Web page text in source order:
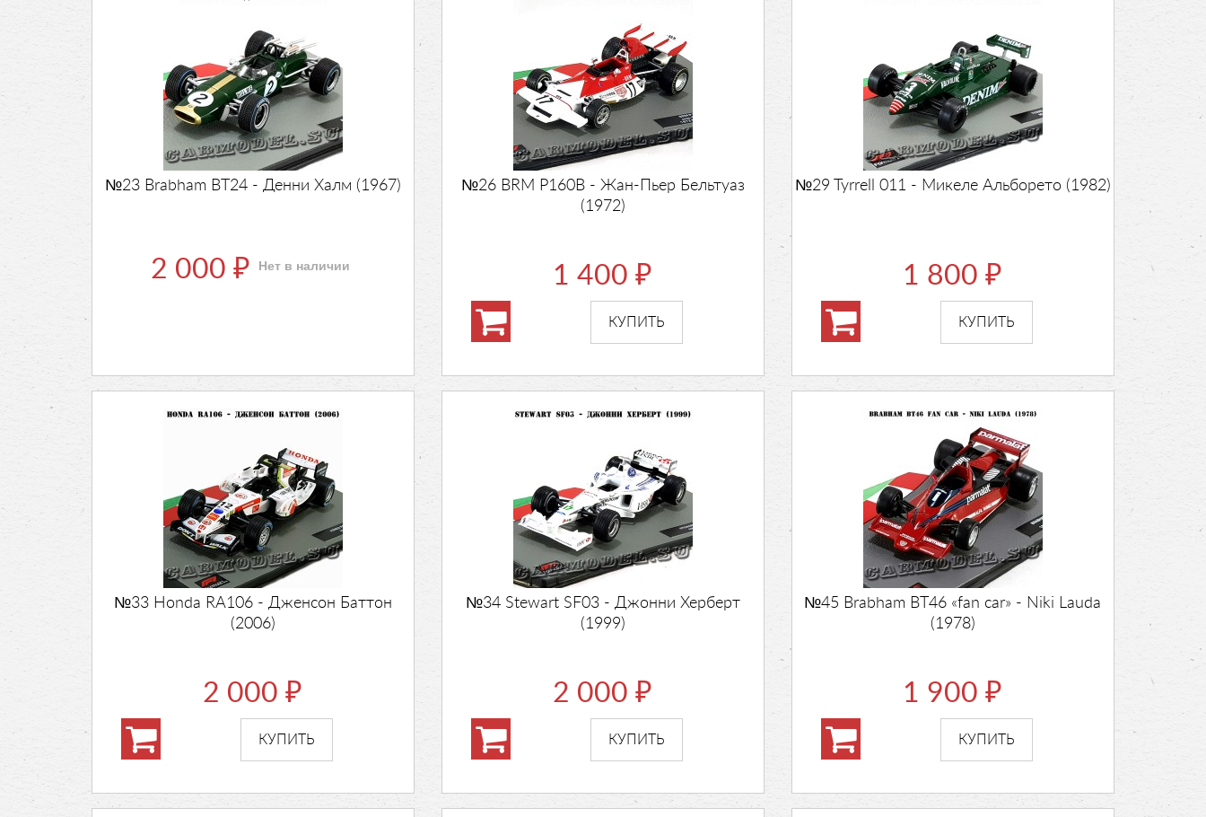
№23 Brabham BT24 - Денни Халм (1967)
2 000₽ Нет в наличии
№26 BRM P160B - Жан-Пьер Бельтуаз
(1972)
1 400₽
№29 Tyrrell 011 - Микеле Альборето (1982)
1 800₽
№33 Honda RA106 - Дженсон Баттон
(2006)
2 000₽
№34 Stewart SF03 - Джонни Херберт
(1999)
2 000₽
№45 Brabham BT46 «fan car» - Niki Lauda
(1978)
1 900₽